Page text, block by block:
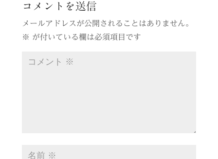
コメントを送信
メールアドレスが公開されることはありません。
※ が付いている欄は必須項目です